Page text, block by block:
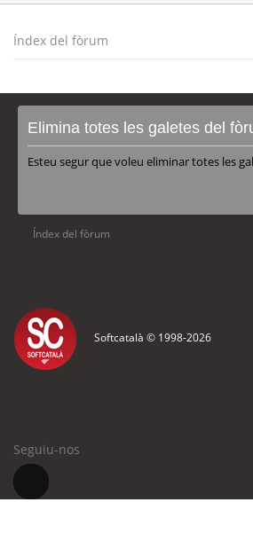
Índex del fòrum
Elimina totes les galetes del
Esteu segur que voleu eliminar totes les
Índex del fòrum
Softcatalà © 1998-2026
Seguiu-nos